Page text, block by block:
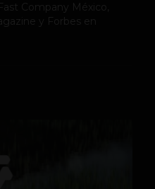
Company México,
y Forbes en